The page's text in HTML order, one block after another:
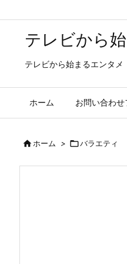
テレビから
テレビから始まるエンタ
ホーム お問い合わせ
ホーム > バラエティ